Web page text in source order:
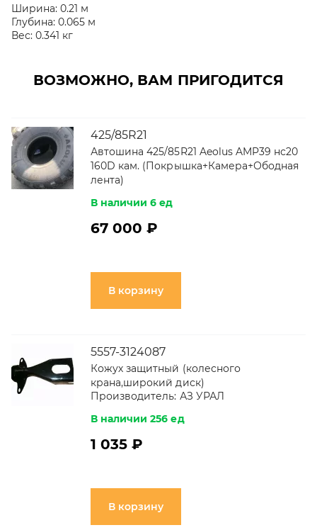
Ширина: 0.21 м
Глубина: 0.065 м
Вес: 0.341 кг
ВОЗМОЖНО, ВАМ ПРИГОДИТСЯ
425/85R21
Автошина 425/85R21 Aeolus AMP39 нс20
160D кам. (Покрышка+Камера+Ободная
лента)
В наличии 6 ед
67 000 ₽
В корзину
5557-3124087
Кожух защитный (колесного
крана,широкий диск)
Производитель: АЗ УРАЛ
В наличии 256 ед
1 035 ₽
В корзину